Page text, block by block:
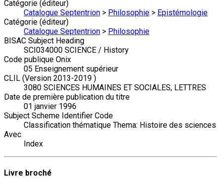
Catégorie (éditeur)
Catalogue Septentrion > Philosophie > Epistémologie
Catégorie (éditeur)
Catalogue Septentrion > Philosophie
BISAC Subject Heading
SCI034000 SCIENCE / History
Code publique Onix
05 Enseignement supérieur
CLIL (Version 2013-2019 )
3080 SCIENCES HUMAINES ET SOCIALES, LETTRES
Date de première publication du titre
01 janvier 1996
Subject Scheme Identifier Code
Classification thématique Thema: Histoire des sciences
Avec
Index
Livre broché